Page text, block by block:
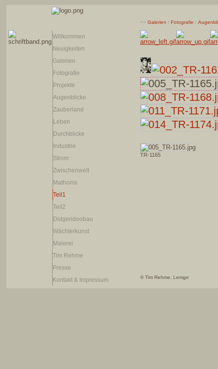
=> Galerien / Fotografie /
Willkommen
Neuigkeiten
Galerien
Fotografie
Projekte
Augenblicke
Zauberland
Leben
Durchblicke
Industrie
Strom
Zwischenwelt
Mathoms
Teil1
Teil2
Didgeridoobau
Wächterkunst
Malerei
Tim Rehme
Presse
Kontakt & Impressum
TR-1165
© Tim Rehme, Lemgo